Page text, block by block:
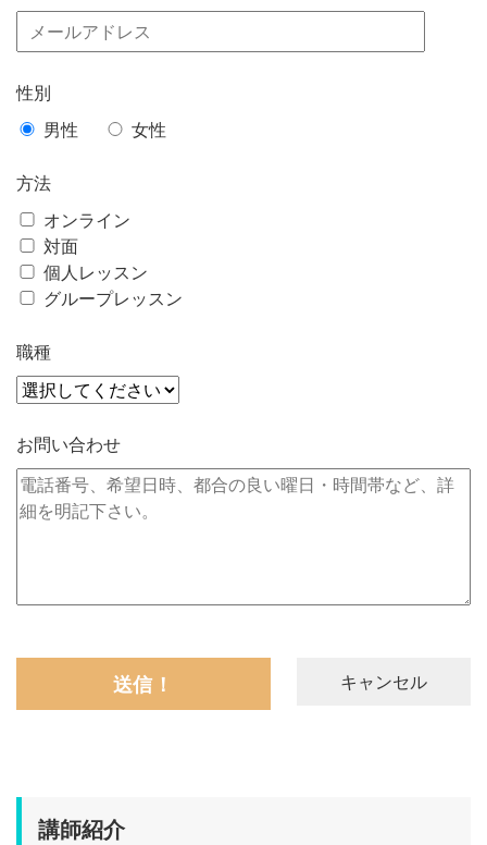
性別
男性
女性
方法
オンライン
対面
個人レッスン
グループレッスン
職種
お問い合わせ
講師紹介